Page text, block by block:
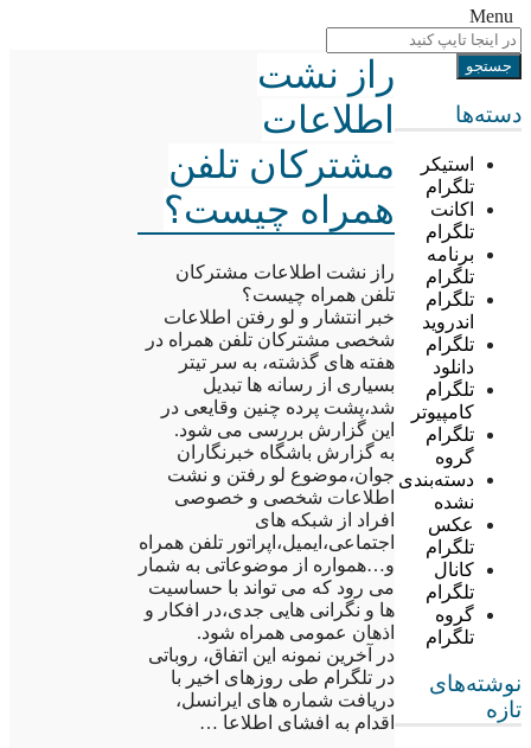
Menu
دسته‌ها
استیکر
تلگرام
اکانت
تلگرام
برنامه
تلگرام
تلگرام
اندروید
تلگرام
دانلود
تلگرام
کامپیوتر
تلگرام
گروه
دسته‌بندی
نشده
عکس
تلگرام
کانال
تلگرام
گروه
تلگرام
نوشته‌های
تازه
راز نشت
اطلاعات
مشترکان تلفن
همراه چیست؟
راز نشت اطلاعات مشترکان
تلفن همراه چیست؟
خبر انتشار و لو رفتن اطلاعات
شخصی مشترکان تلفن همراه در
هفته های گذشته، به سر تیتر
بسیاری از رسانه ها تبدیل
شد،پشت پرده چنین وقایعی در
این گزارش بررسی می شود.
به گزارش باشگاه خبرنگاران
جوان،موضوع لو رفتن و نشت
اطلاعات شخصی و خصوصی
افراد از شبکه های
اجتماعی،ایمیل،اپراتور تلفن همراه
و…همواره از موضوعاتی به شمار
می رود که می تواند با حساسیت
ها و نگرانی هایی جدی،در افکار و
اذهان عمومی همراه شود.
در آخرین نمونه این اتفاق، روباتی
در تلگرام طی روزهای اخیر با
دریافت شماره های ایرانسل،
اقدام به افشای اطلاعا …